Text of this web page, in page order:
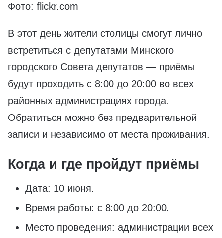
Фото: flickr.com
В этот день жители столицы смогут лично
встретиться с депутатами Минского
городского Совета депутатов — приёмы
будут проходить с 8:00 до 20:00 во всех
районных администрациях города.
Обратиться можно без предварительной
записи и независимо от места проживания.
Когда и где пройдут приёмы
Дата: 10 июня.
Время работы: с 8:00 до 20:00.
Место проведения: администрации всех